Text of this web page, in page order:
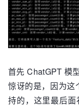
首先 ChatGPT 模
惊讶的是，因为这
持的，这里最后面